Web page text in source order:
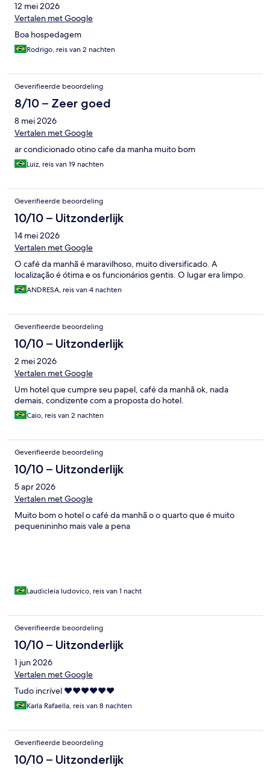
12 mei 2026
Vertalen met Google
Boa hospedagem
Rodrigo, reis van 2 nachten
Geverifieerde beoordeling
8/10 – Zeer goed
8 mei 2026
Vertalen met Google
ar condicionado otino cafe da manha muito bom
Luiz, reis van 19 nachten
Geverifieerde beoordeling
10/10 – Uitzonderlijk
14 mei 2026
Vertalen met Google
O café da manhã é maravilhoso, muito diversificado. A
localização é ótima e os funcionários gentis. O lugar era limpo.
ANDRESA, reis van 4 nachten
Geverifieerde beoordeling
10/10 – Uitzonderlijk
2 mei 2026
Vertalen met Google
Um hotel que cumpre seu papel, café da manhã ok, nada
demais, condizente com a proposta do hotel.
Caio, reis van 2 nachten
Geverifieerde beoordeling
10/10 – Uitzonderlijk
5 apr 2026
Vertalen met Google
Muito bom o hotel o café da manhã o o quarto que é muito
pequenininho mais vale a pena
Laudicleia ludovico, reis van 1 nacht
Geverifieerde beoordeling
10/10 – Uitzonderlijk
1 jun 2026
Vertalen met Google
Tudo incrível ❤️❤️❤️❤️❤️❤️
Karla Rafaella, reis van 8 nachten
Geverifieerde beoordeling
10/10 – Uitzonderlijk